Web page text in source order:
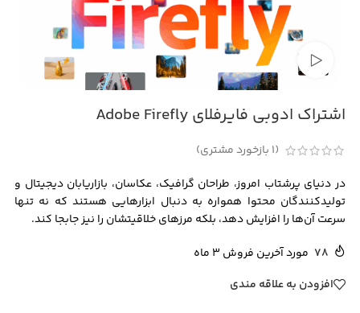
تماشای ویدئو
اشتراک ادوبی فایرفلای Adobe Firefly
(
1 بازخورد مشتری)
در دنیای پرشتاب امروز، طراحان گرافیک، عکاسان، بازاریابان دیجیتال و
تولیدکنندگان محتوا همواره به دنبال ابزارهایی هستند که نه تنها
سرعت آن‌ها را افزایش دهد، بلکه مرزهای خلاقیتشان را نیز جابجا کند.
78 مورد آخرین فروش 3 ماه
افزودن به علاقه مندی